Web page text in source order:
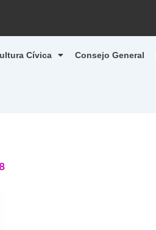
Cívica Consejo General